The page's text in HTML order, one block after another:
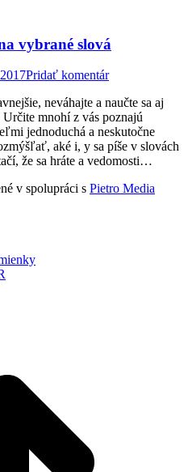
vybrané slová
Pridať komentár
neváhajte a naučte sa aj
mnohí z vás poznajú
jednoduchá a neskutočne
aké i, y sa píše v slovách
že sa hráte a vedomosti…
v spolupráci s Pietro Media